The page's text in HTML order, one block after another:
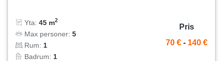
Yta: 45 m2
Max personer: 5
Rum: 1
Badrum: 1
Pris
70 € - 140 €